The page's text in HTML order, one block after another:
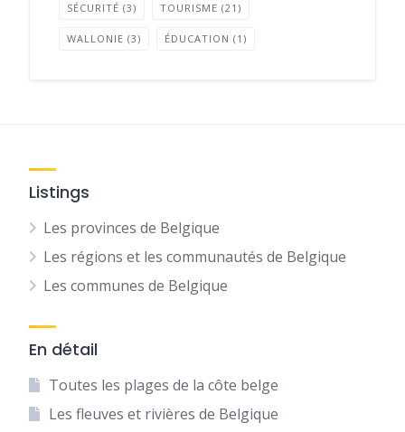
SÉCURITÉ (3) TOURISME (21)
WALLONIE (3) ÉDUCATION (1)
Listings
Les provinces de Belgique
Les régions et les communautés de Belgique
Les communes de Belgique
En détail
Toutes les plages de la côte belge
Les fleuves et rivières de Belgique